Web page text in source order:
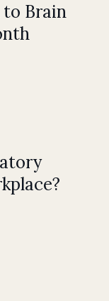
to Brain